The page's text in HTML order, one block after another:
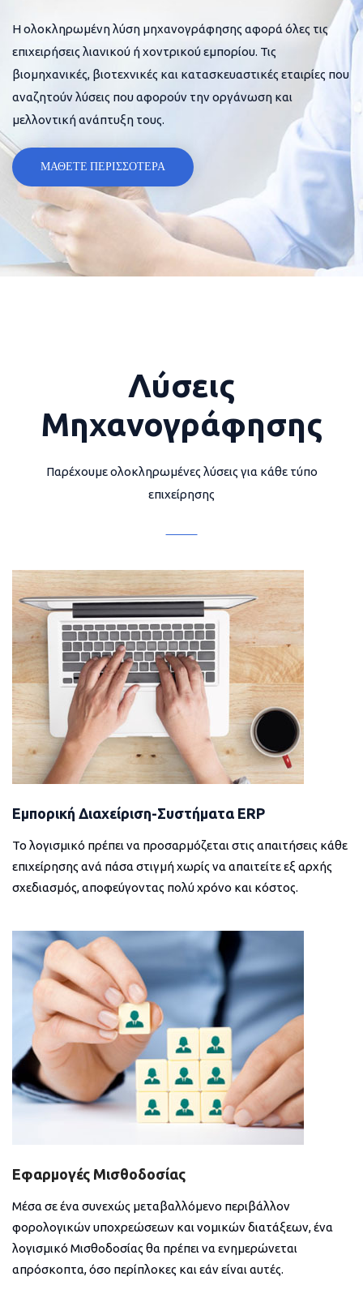
Η ολοκληρωμένη λύση μηχανογράφησης αφορά όλες τις
επιχειρήσεις λιανικού ή χοντρικού εμπορίου. Τις
βιομηχανικές, βιοτεχνικές και κατασκευαστικές εταιρίες που
αναζητούν λύσεις που αφορούν την οργάνωση και
μελλοντική ανάπτυξη τους.
ΜΑΘΕΤΕ ΠΕΡΙΣΣΟΤΕΡΑ
Λύσεις
Μηχανογράφησης
Παρέχουμε ολοκληρωμένες λύσεις για κάθε τύπο
επιχείρησης
Εμπορική Διαχείριση-Συστήματα ERP
Το λογισμικό πρέπει να προσαρμόζεται στις απαιτήσεις κάθε
επιχείρησης ανά πάσα στιγμή χωρίς να απαιτείτε εξ αρχής
σχεδιασμός, αποφεύγοντας πολύ χρόνο και κόστος.
Εφαρμογές Μισθοδοσίας
Μέσα σε ένα συνεχώς μεταβαλλόμενο περιβάλλον
φορολογικών υποχρεώσεων και νομικών διατάξεων, ένα
λογισμικό Μισθοδοσίας θα πρέπει να ενημερώνεται
απρόσκοπτα, όσο περίπλοκες και εάν είναι αυτές.